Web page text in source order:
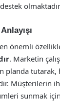
önemli
. Marketin
planda tutarak,
Müşterilerin
sunmak